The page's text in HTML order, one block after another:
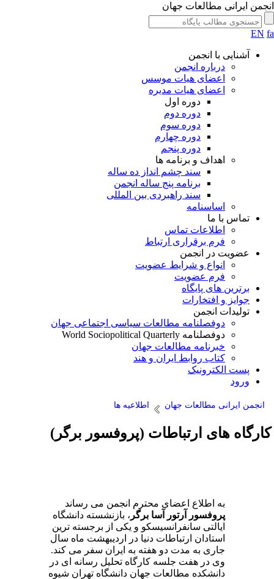
ایرانی مطالعات جهان
EN
آشنایی با انجمن
درباره انجمن
اعضای هیات موسس
اعضای هیات مدیره
دوره اول
دوره دوم
دوره سوم
دوره چهارم
دوره پنجم
اهداف و برنامه ها
سند چشم انداز ده ساله
برنامه پنج ساله انجمن
سند راهبردی بین المللی
اساسنامه
تماس با ما
اطلاعات تماس
فرم برقراری ارتباط
عضویت در انجمن
انواع و شرایط عضویت
فرم عضویت
برترین های پایگاه
جوایز و افتخارات
تولیدات انجمن
دوفصلنامه مطالعات سیاسی اجتماعی جهان
دوفصلنامه World Sociopolitical Quarterly
خبرنامه مطالعات جهان
کتاب روابط ایران و هند
پست الکترونیک
ورود
انجمن ایرانی مطالعات جهان اطلاعیه ها
های ارتباطات (پروفسور برگر)
به اطلاع اعضای محترم انجمن می رساند
پروفسور آرتور آسا برگر، بازنشسته دانشگاه
ایالتی سانفرانسیسکو و یکی از برجسته ترین
استادان ارتباطات دنیا در اردیبهشت ماه سال
جاری به مدت دو هفته به ایران سفر می کند.
وی در هفت جلسه کارگاه تحلیل رسانه ای در
دانشکده مطالعات جهان دانشگاه تهران شیوه